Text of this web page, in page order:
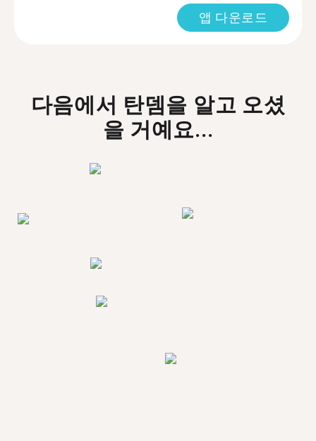
앱 다운로드
다음에서 탄뎀을 알고 오셨
을 거예요...